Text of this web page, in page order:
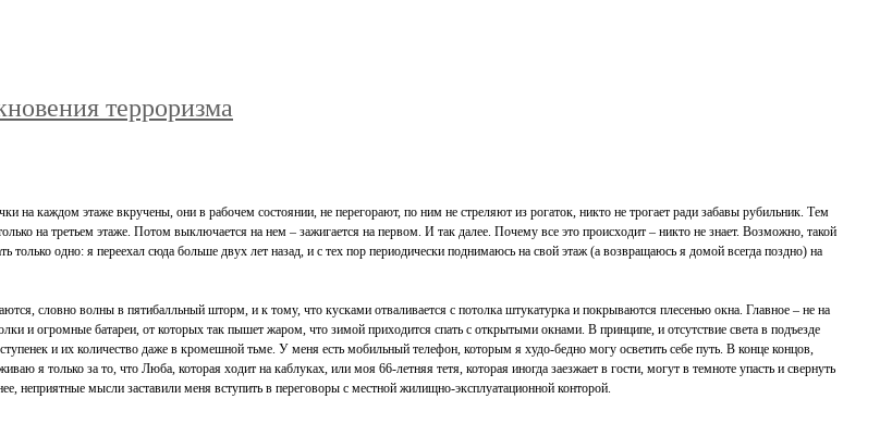
терроризма
каждом этаже вкручены, они в рабочем состоянии, не перегорают, по ним не стреляют из рогаток, никто не трогает ради забавы рубильник. Тем
на третьем этаже. Потом выключается на нем – зажигается на первом. И так далее. Почему все это происходит – никто не знает. Возможно, такой
одно: я переехал сюда больше двух лет назад, и с тех пор периодически поднимаюсь на свой этаж (а возвращаюсь я домой всегда поздно) на
словно волны в пятибалльный шторм, и к тому, что кусками отваливается с потолка штукатурка и покрываются плесенью окна. Главное – не на
и огромные батареи, от которых так пышет жаром, что зимой приходится спать с открытыми окнами. В принципе, и отсутствие света в подъезде
и их количество даже в кромешной тьме. У меня есть мобильный телефон, которым я худо-бедно могу осветить себе путь. В конце концов,
я только за то, что Люба, которая ходит на каблуках, или моя 66-летняя тетя, которая иногда заезжает в гости, могут в темноте упасть и свернуть
неприятные мысли заставили меня вступить в переговоры с местной жилищно-эксплуатационной конторой.